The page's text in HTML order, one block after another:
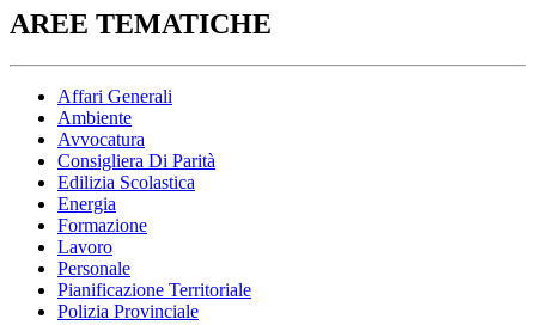
AREE TEMATICHE
Affari Generali
Ambiente
Avvocatura
Consigliera Di Parità
Edilizia Scolastica
Energia
Formazione
Lavoro
Personale
Pianificazione Territoriale
Polizia Provinciale